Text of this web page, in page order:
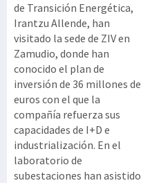
de Transición Energética,
Irantzu Allende, han
visitado la sede de ZIV en
Zamudio, donde han
conocido el plan de
inversión de 36 millones de
euros con el que la
compañía refuerza sus
capacidades de I+D e
industrialización. En el
laboratorio de
subestaciones han asistido